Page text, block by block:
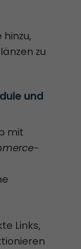
zu
und
mit
Links,